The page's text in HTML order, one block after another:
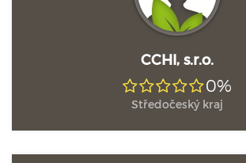
CCHI, s.r.o.
0%
Středočeský kraj